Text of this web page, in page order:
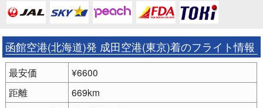
函館空港(北海道)発 成田空港(東京)着のフライト情報
最安価
¥6600
距離
669km